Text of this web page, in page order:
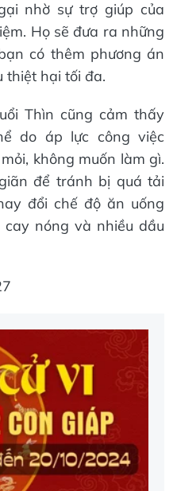
nhờ sự trợ giúp của
Họ sẽ đưa ra những
có thêm phương án
thiệt hại tối đa.
Thìn cũng cảm thấy
do áp lực công việc
không muốn làm gì.
để tránh bị quá tải
đổi chế độ ăn uống
nóng và nhiều dầu